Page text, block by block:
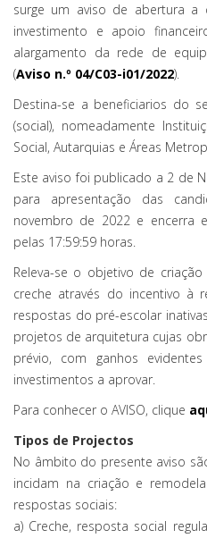
surge um aviso de abertura a
investimento e apoio
alargamento da rede de
(Aviso n.º 04/C03-i01/2022).
Destina-se a beneficiarios do
(social), nomeadamente
Social, Autarquias e Áreas
Este aviso foi publicado a 2 de
para apresentação das
novembro de 2022 e encerra
pelas 17:59:59 horas.
Releva-se o objetivo de
creche através do incentivo à
respostas do pré-escolar
projetos de arquitetura cujas
prévio, com ganhos
investimentos a aprovar.
Para conhecer o AVISO, clique
Tipos de Projectos
No âmbito do presente aviso
incidam na criação e
respostas sociais:
a) Creche, resposta social